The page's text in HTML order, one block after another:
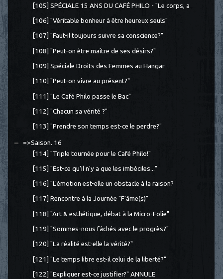
[105] SPÉCIALE 15 ANS DU CAFÉ PHILO - "Le corps, a
[106] "Véritable bonheur à être heureux seuls"
[107] "Faut-il toujours suivre sa conscience?"
[108] "Peut-on être maître de ses désirs?"
[109] Spéciale Droits des Femmes au Hangar
[110] "Peut-on vivre au présent?"
[111] "Le Café Philo passe le Bac"
[112] "Chacun sa vérité ?"
[113] "Prendre son temps est-ce le perdre?"
=>Saison. 16
[114] "Triple tournée pour le Café Philo!"
[115] "Est-ce qu'il n'y a que les imbéciles..."
[116] "L'émotion est-elle un obstacle à la raison?
[117] Rencontre à la Journée "F'âme(s)"
[118] "Art & esthétique, débat à la Micro-Folie"
[119] "Sommes-nous fâchés avec le progrès?"
[120] "La réalité est-elle la vérité?"
[121] "Le temps libre est-il celui de la liberté?"
[122] "Expliquer est-ce justifier?" ANNULE